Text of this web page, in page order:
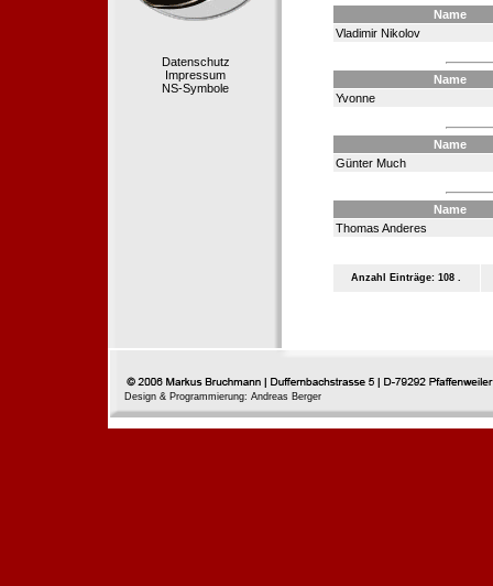
Datenschutz
Impressum
NS-Symbole
Name
Vladimir Nikolov
Name
Yvonne
Name
Günter Much
Name
Thomas Anderes
Anzahl Einträge: 108 .
Design & Programmierung: Andreas Berger